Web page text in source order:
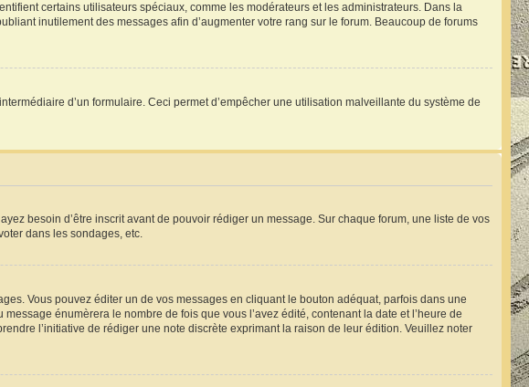
certains utilisateurs spéciaux, comme les modérateurs et les administrateurs. Dans la
inutilement des messages afin d’augmenter votre rang sur le forum. Beaucoup de forums
d’un formulaire. Ceci permet d’empêcher une utilisation malveillante du système de
besoin d’être inscrit avant de pouvoir rédiger un message. Sur chaque forum, une liste de vos
dans les sondages, etc.
Vous pouvez éditer un de vos messages en cliquant le bouton adéquat, parfois dans une
énumèrera le nombre de fois que vous l’avez édité, contenant la date et l’heure de
l’initiative de rédiger une note discrète exprimant la raison de leur édition. Veuillez noter